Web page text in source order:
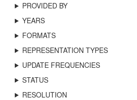
PROVIDED BY
YEARS
FORMATS
REPRESENTATION TYPES
UPDATE FREQUENCIES
STATUS
RESOLUTION